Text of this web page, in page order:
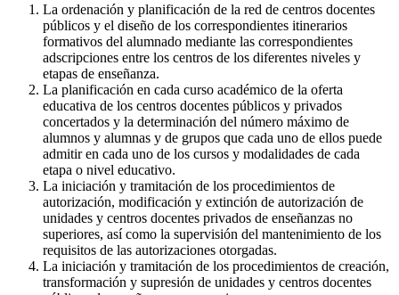
La ordenación y planificación de la red de centros docentes
públicos y el diseño de los correspondientes itinerarios
formativos del alumnado mediante las correspondientes
adscripciones entre los centros de los diferentes niveles y
etapas de enseñanza.
La planificación en cada curso académico de la oferta
educativa de los centros docentes públicos y privados
concertados y la determinación del número máximo de
alumnos y alumnas y de grupos que cada uno de ellos puede
admitir en cada uno de los cursos y modalidades de cada
etapa o nivel educativo.
La iniciación y tramitación de los procedimientos de
autorización, modificación y extinción de autorización de
unidades y centros docentes privados de enseñanzas no
superiores, así como la supervisión del mantenimiento de los
requisitos de las autorizaciones otorgadas.
La iniciación y tramitación de los procedimientos de creación,
transformación y supresión de unidades y centros docentes